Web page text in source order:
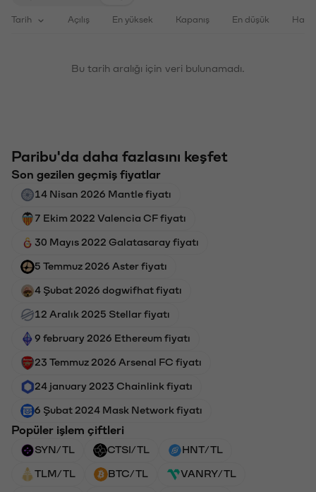
Tarih Açılış En yüksek Kapanış En düşük
Bu tarih aralığı için veri bulunamadı.
Paribu'da daha fazlasını keşfet
Son gezilen geçmiş fiyatlar
14 Nisan 2026 Mantle fiyatı
7 Ekim 2022 Valencia CF fiyatı
30 Mayıs 2022 Galatasaray fiyatı
5 Temmuz 2026 Aster fiyatı
4 Şubat 2026 dogwifhat fiyatı
12 Aralık 2025 Stellar fiyatı
9 february 2026 Ethereum fiyatı
23 Temmuz 2026 Arsenal FC fiyatı
24 january 2023 Chainlink fiyatı
6 Şubat 2024 Mask Network fiyatı
Popüler işlem çiftleri
SYN/TL CTSI/TL HNT/TL
TLM/TL BTC/TL VANRY/TL